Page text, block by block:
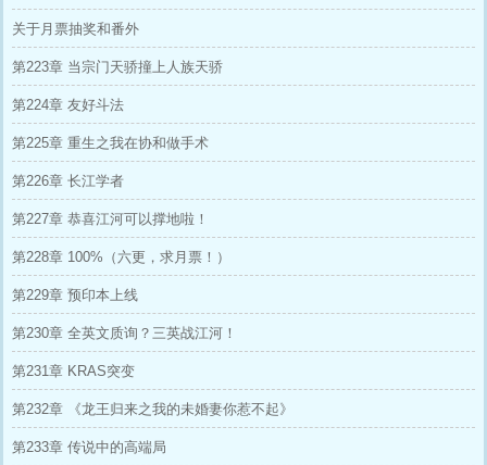
关于月票抽奖和番外
第223章 当宗门天骄撞上人族天骄
第224章 友好斗法
第225章 重生之我在协和做手术
第226章 长江学者
第227章 恭喜江河可以撑地啦！
第228章 100%（六更，求月票！）
第229章 预印本上线
第230章 全英文质询？三英战江河！
第231章 KRAS突变
第232章 《龙王归来之我的未婚妻你惹不起》
第233章 传说中的高端局